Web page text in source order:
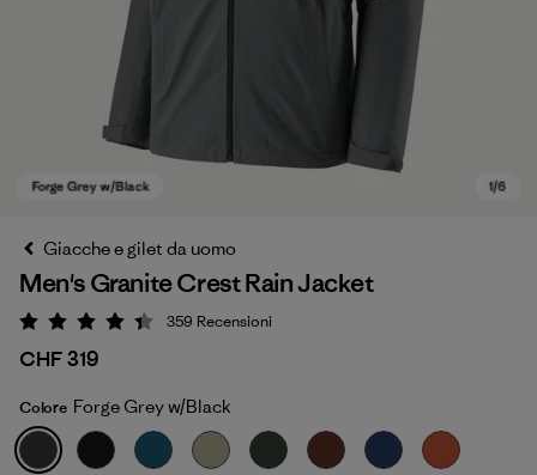
Forge Grey w/Black
Giacche e gilet da uomo
Men's Granite Crest Rain Jacket
Valutazione: 4.4 / 5
359 Recensioni
CHF 319
Colore Forge Grey w/Black